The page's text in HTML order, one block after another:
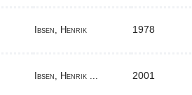
Ibsen, Henrik 1978
Ibsen, Henrik ... 2001